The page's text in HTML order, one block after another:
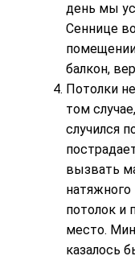
день мы
Сеннице
помещении
балкон,
Потолки
том
случился
вызвать
натяжного
потолок и
место.
казалось